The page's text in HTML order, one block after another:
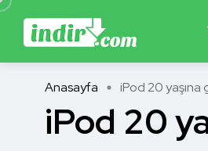
Anasayfa iPod 20 yaşına
iPod 20